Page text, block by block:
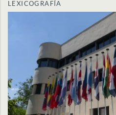
LEXICOGRAFÍA